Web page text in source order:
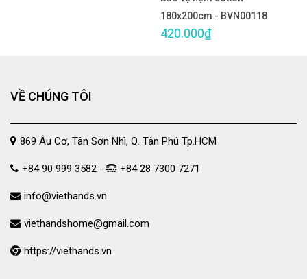
180x200cm - BVN00118
420.000₫
VỀ CHÚNG TÔI
869 Âu Cơ, Tân Sơn Nhì, Q. Tân Phú Tp.HCM
+84 90 999 3582 - +84 28 7300 7271
info@viethands.vn
viethandshome@gmail.com
https://viethands.vn